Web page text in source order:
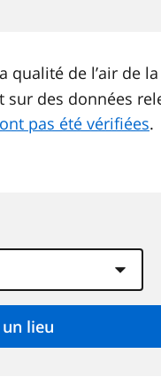
qualité de l’air de la
sur des données
pas été vérifiées.